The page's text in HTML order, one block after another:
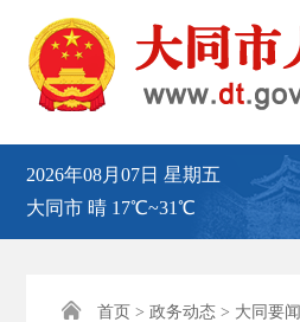
2026年08月07日 星期五
大同市 晴 17℃~31℃
 首页 > 政务动态 > 大同要闻